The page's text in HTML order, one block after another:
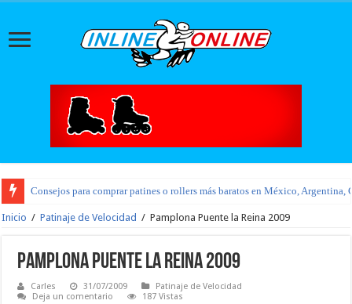
Consejos para comprar patines o rollers más baratos en México, Argentina,
Inicio / Patinaje de Velocidad / Pamplona Puente la Reina 2009
Pamplona Puente la Reina 2009
Carles 31/07/2009
Patinaje de Velocidad
Deja un comentario
187 Vistas